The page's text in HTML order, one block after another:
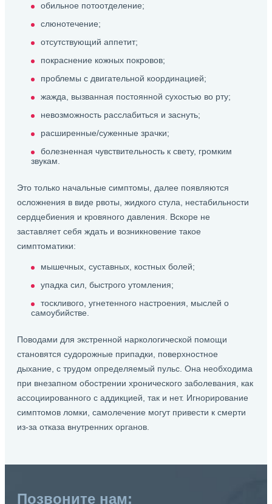
обильное потоотделение;
слюнотечение;
отсутствующий аппетит;
покраснение кожных покровов;
проблемы с двигательной координацией;
жажда, вызванная постоянной сухостью во рту;
невозможность расслабиться и заснуть;
расширенные/суженные зрачки;
болезненная чувствительность к свету, громким
звукам.
Это только начальные симптомы, далее появляются
осложнения в виде рвоты, жидкого стула, нестабильности
сердцебиения и кровяного давления. Вскоре не
заставляет себя ждать и возникновение такое
симптоматики:
мышечных, суставных, костных болей;
упадка сил, быстрого утомления;
тоскливого, угнетенного настроения, мыслей о
самоубийстве.
Поводами для экстренной наркологической помощи
становятся судорожные припадки, поверхностное
дыхание, с трудом определяемый пульс. Она необходима
при внезапном обострении хронического заболевания, как
ассоциированного с аддикцией, так и нет. Игнорирование
симптомов ломки, самолечение могут привести к смерти
из-за отказа внутренних органов.
Позвоните нам: